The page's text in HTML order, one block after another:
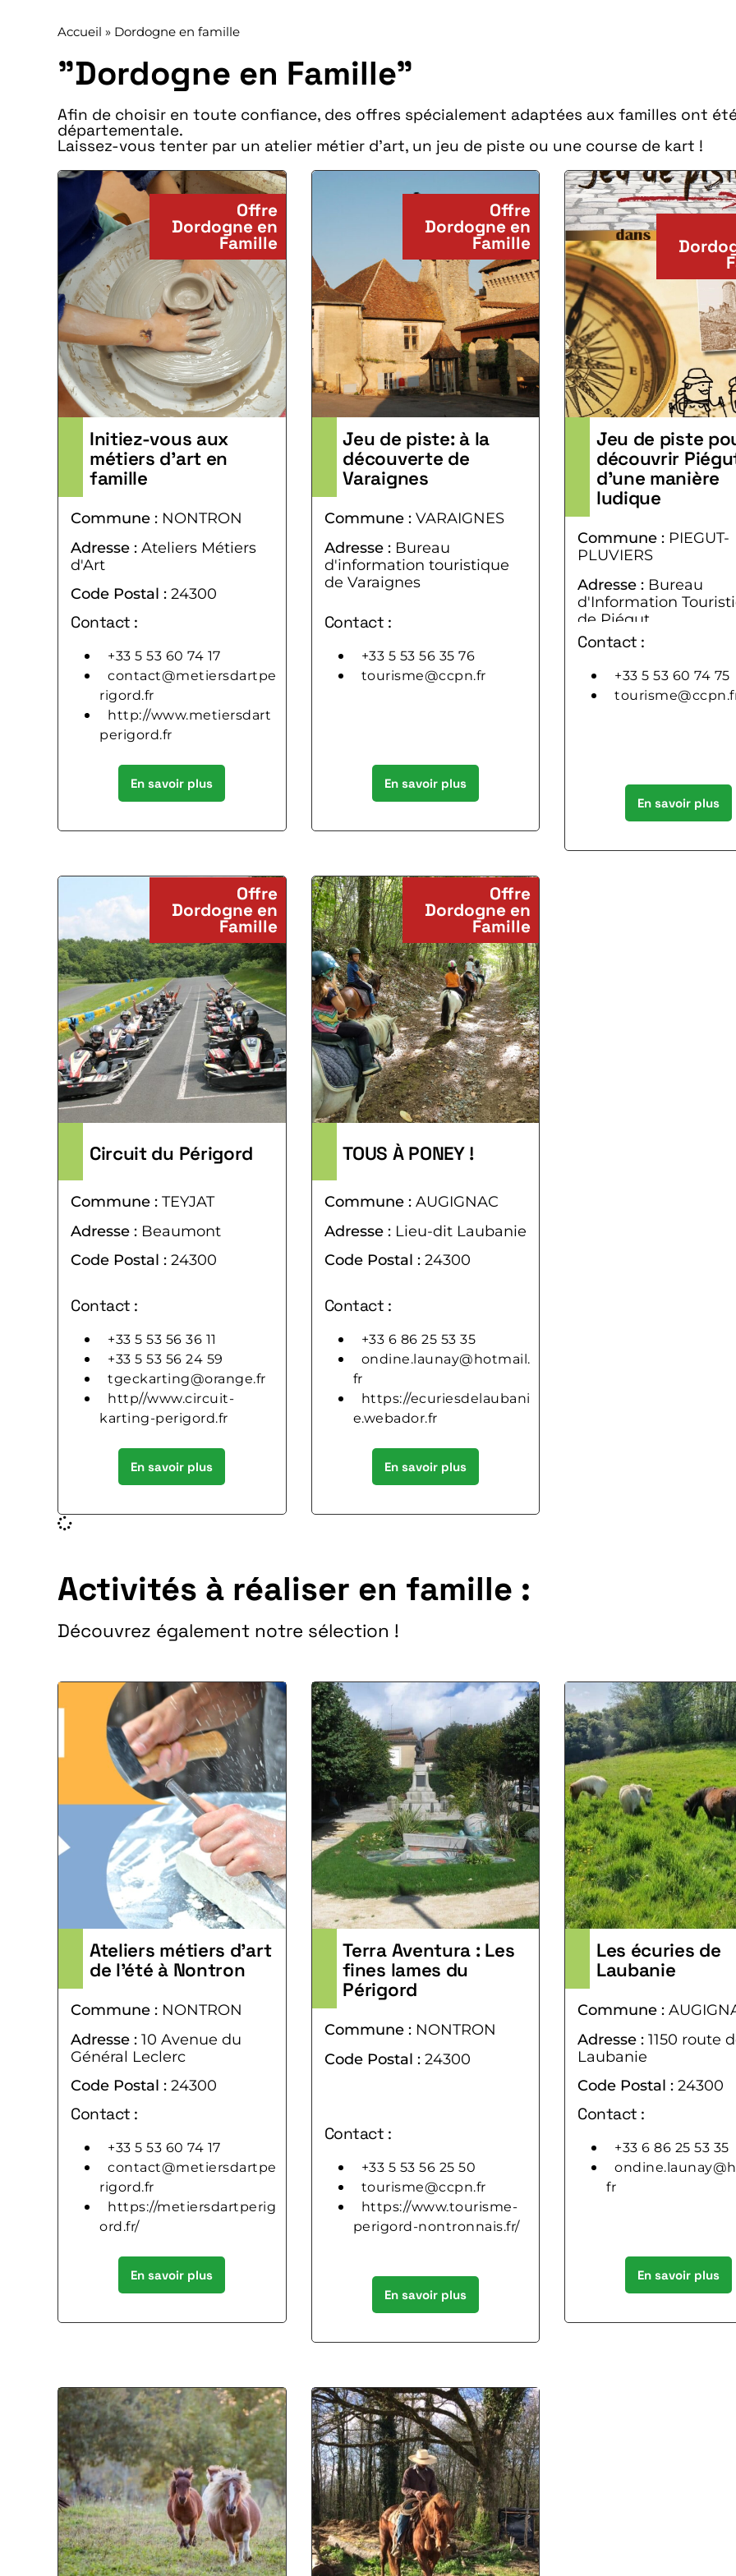
Accueil » Dordogne en famille
"Dordogne en Famille"
Afin de choisir en toute confiance, des offres spécialement adaptées aux familles ont
départementale.
Laissez-vous tenter par un atelier métier d'art, un jeu de piste ou une course de kart !
Offre
Dordogne en
Famille
Initiez-vous aux
métiers d’art en
famille
Commune : NONTRON
Adresse : Ateliers Métiers
d'Art
Code Postal : 24300
Contact :
+33 5 53 60 74 17
contact@metiersdartpe
rigord.fr
http://www.metiersdart
perigord.fr
En savoir plus
Offre
Dordogne en
Famille
Jeu de piste: à la
découverte de
Varaignes
Commune :VARAIGNES
Adresse :Bureau
d'information touristique
de Varaignes
Contact :
+33 5 53 56 35 76
tourisme@ccpn.fr
En savoir plus
Jeu de piste
découvrir
d’une manière
ludique
Commune : PIEGUT-
PLUVIERS
Adresse : Bureau
d'Information
de Piégut
Code Postal :
Contact :
+33 5 53 60 74 75
En savoir plus
Offre
Dordogne en
Famille
Circuit du Périgord
Commune : TEYJAT
Adresse : Beaumont
Code Postal : 24300
Contact :
+33 5 53 56 36 11
+33 5 53 56 24 59
tgeckarting@orange.fr
http//www.circuit-
karting-perigord.fr
En savoir plus
Offre
Dordogne en
Famille
TOUS À PONEY !
Commune :AUGIGNAC
Adresse :Lieu-dit Laubanie
Code Postal :24300
Contact :
+33 6 86 25 53 35
ondine.launay@hotmail.
fr
https://ecuriesdelaubani
e.webador.fr
En savoir plus
Activités à réaliser en famille :
Découvrez également notre sélection !
Ateliers métiers d’art
de l’été à Nontron
Commune : NONTRON
Adresse : 10 Avenue du
Général Leclerc
Code Postal : 24300
Contact :
+33 5 53 60 74 17
contact@metiersdartpe
rigord.fr
https://metiersdartperig
ord.fr/
En savoir plus
Terra Aventura : Les
fines lames du
Périgord
Commune :NONTRON
Code Postal :24300
Contact :
+33 5 53 56 25 50
tourisme@ccpn.fr
https://www.tourisme-
perigord-nontronnais.fr/
En savoir plus
Les écuries de
Laubanie
Commune :
Adresse : 1150 route
Laubanie
Code Postal : 24300
Contact :
+33 6 86 25 53 35
fr
En savoir plus